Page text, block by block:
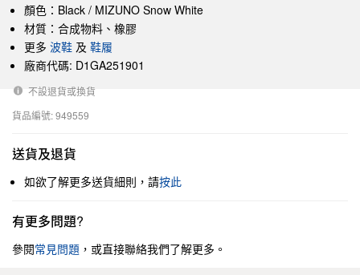
顏色：Black / MIZUNO Snow White
材質：合成物料、橡膠
更多 波鞋 及 鞋履
廠商代碼: D1GA251901
不設退貨或換貨
貨品編號: 949559
送貨及退貨
如欲了解更多送貨細則，請按此
有更多問題?
參閱常見問題 ，或直接聯絡我們了解更多。